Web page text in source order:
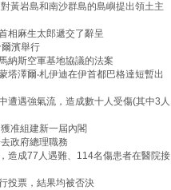
黃岩島和南沙群島的島嶼提出領土主
相麻生太郎遞交了辭呈
濱舉行
納斯空軍基地協議的法案
澤爾‧札伊迪在伊首都巴格達短暫出
遇強氣流，造成數十人受傷(其中3人
准組建新一屆內閣
政府總理職務
造成77人遇難、114名傷患者在醫院接
投票，結果均被否決